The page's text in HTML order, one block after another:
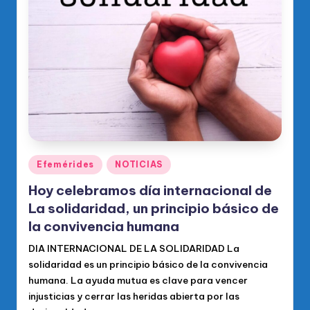
di
o
fi
ci
al
d
el
P
R
M
Publicado
en
Efemérides NOTICIAS
Hoy celebramos día internacional de
La solidaridad, un principio básico de
la convivencia humana
DIA INTERNACIONAL DE LA SOLIDARIDAD La
solidaridad es un principio básico de la convivencia
humana. La ayuda mutua es clave para vencer
injusticias y cerrar las heridas abierta por las